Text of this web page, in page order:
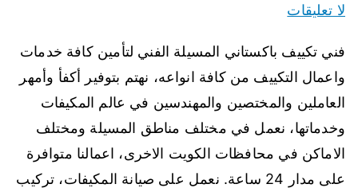
لا تعليقات
فني تكييف باكستاني المسيلة الفني لتأمين كافة خدمات
واعمال التكييف من كافة انواعه، نهتم بتوفير أكفأ وأمهر
العاملين والمختصين والمهندسين في عالم المكيفات
وخدماتها، نعمل في مختلف مناطق المسيلة ومختلف
الاماكن في محافظات الكويت الاخرى، اعمالنا متوافرة
على مدار 24 ساعة. نعمل على صيانة المكيفات، تركيب